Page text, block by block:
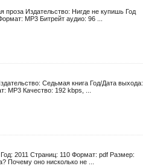
Издательство: Нигде не купишь Год
MP3 Битрейт аудио: 96 ...
Седьмая книга Год/Дата выхода:
MP3 Качество: 192 kbps, ...
2011 Страниц: 110 Формат: pdf Размер:
Почему оно нисколько не ...